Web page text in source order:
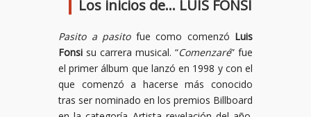
Los inicios de… LUIS FONSI
Pasito a pasitofue como comenzó Luis
Fonsi su carrera musical. “Comenzaré” fue
el primer álbum que lanzó en 1998 y con el
que comenzó a hacerse más conocido
tras ser nominado en los premios Billboard